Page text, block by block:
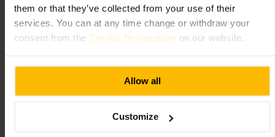
them or that they’ve collected from your use of their
services. You can at any time change or withdraw your
consent from the Cookie Declaration on our website.
Allow all
Customize
Planifiez votre visite
Réservez vos billets à l'avance, les créneaux sont limités. Arrivez
quelques minutes avant le départ pour ne pas perturber le groupe.
Prévoyez des vêtements confortables pour des pièces peu éclairées et
des escaliers. Si vous avez des besoins d'accessibilité, contactez